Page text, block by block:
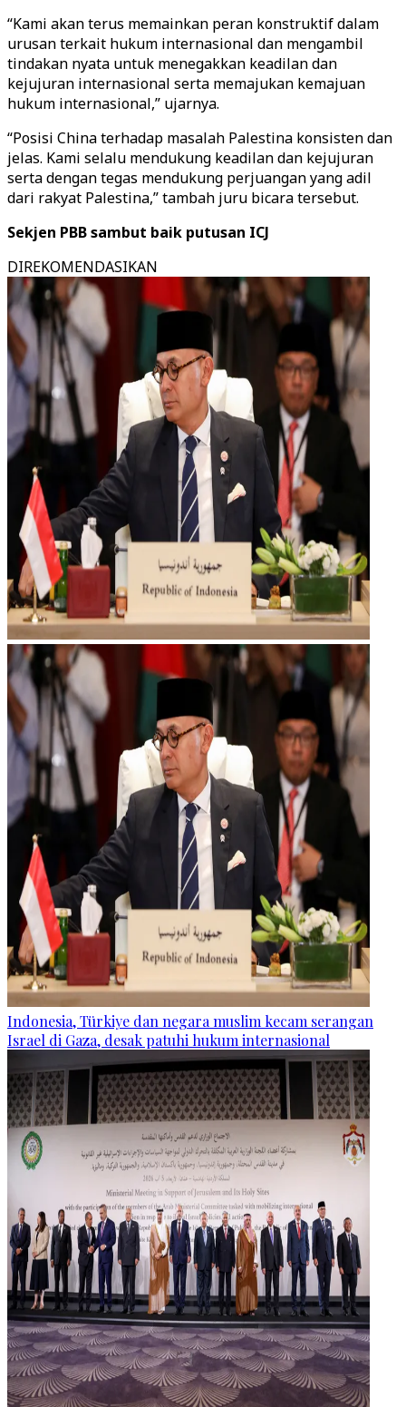
“Kami akan terus memainkan peran konstruktif dalam
urusan terkait hukum internasional dan mengambil
tindakan nyata untuk menegakkan keadilan dan
kejujuran internasional serta memajukan kemajuan
hukum internasional,” ujarnya.
“Posisi China terhadap masalah Palestina konsisten dan
jelas. Kami selalu mendukung keadilan dan kejujuran
serta dengan tegas mendukung perjuangan yang adil
dari rakyat Palestina,” tambah juru bicara tersebut.
Sekjen PBB sambut baik putusan ICJ
DIREKOMENDASIKAN
Indonesia, Türkiye dan negara muslim kecam serangan
Israel di Gaza, desak patuhi hukum internasional